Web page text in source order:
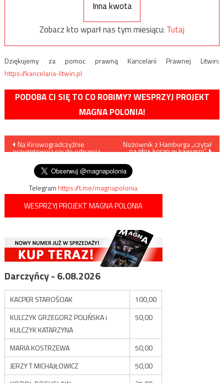
Inna kwota
Zobacz kto wparł nas tym miesiącu: Tutaj
Dziękujemy za pomoc prawną Kancelarii Prawnej Litwin:
https://kancelaria-litwin.pl
PODOBA CI SIĘ TO CO ROBIMY? WESPRZYJ PROJEKT
MAGNA POLONIA!
Nawigacja
wpisu
Na Kirowogradczyźnie
przygotowują się do odparcia
Nożownik z Hamburga „czytał
na głos koran w kawiarni”
Telegramhttps://t.me/magnapolonia
WESPRZYJ PROJEKT MAGNA POLONIA
Darczyńcy - 6.08.2026
KACPER STAROŚCIAK
100,00
KULCZYK GRZEGORZ POLIŃSKA i
KULCZYK KATARZYNA
50,00
MARIA KOSTRZEWA
50,00
JERZY T MICHAJŁOWICZ
50,00